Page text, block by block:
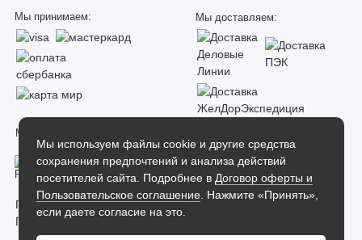
Мы используем файлы cookie и другие средства
сохранения предпочтений и анализа действий
посетителей сайта. Подробнее в Договор оферты и
Пользовательское соглашение . Нажмите «Принять»,
если даете согласие на это.
Мы принимаем: Мы доставляем:
Мы в соцсетях:
Пользовательское соглашение
Политика конфиденциальности